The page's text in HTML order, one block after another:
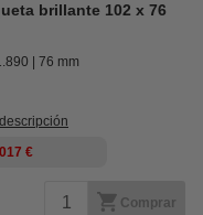
brillante 102 x 76
76 mm
€
Comprar